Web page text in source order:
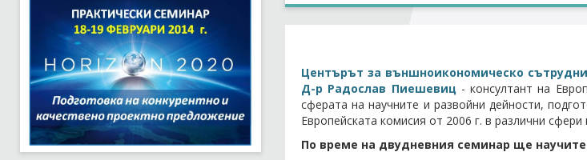
Центърът за външноикономическо
Д-р Радослав Пиешевиц- консултант на
сферата на научните и развойни дейности,
Европейската комисия от 2006 г. в различни
По време на двудневния семинар ще